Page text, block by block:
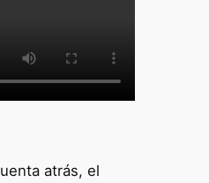
atrás, el